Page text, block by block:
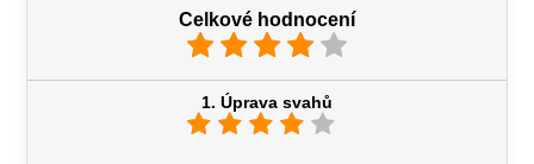
Celkové hodnocení
1. Úprava svahů